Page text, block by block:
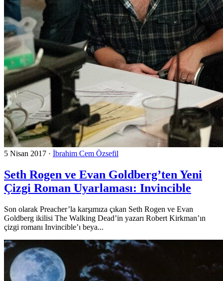
5 Nisan 2017 · İbrahim Cem Özsefil
Seth Rogen ve Evan Goldberg’ten Yeni
Çizgi Roman Uyarlaması: Invincible
Son olarak Preacher’la karşımıza çıkan Seth Rogen ve Evan
Goldberg ikilisi The Walking Dead’in yazarı Robert Kirkman’ın
çizgi romanı Invincible’ı beya...